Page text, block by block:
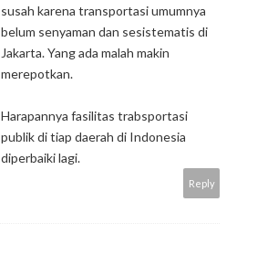
susah karena transportasi umumnya
belum senyaman dan sesistematis di
Jakarta. Yang ada malah makin
merepotkan.
Harapannya fasilitas trabsportasi
publik di tiap daerah di Indonesia
diperbaiki lagi.
Reply